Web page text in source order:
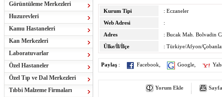
Görüntüleme Merkezleri
Huzurevleri
Kamu Hastaneleri
Kan Merkezleri
Laboratuvarlar
Özel Hastaneler
Özel Tıp ve Dal Merkezleri
Tıbbi Malzeme Firmaları
Kurum Tipi
: Eczaneler
Web Adresi
:
Adres
: Bucak Mah. Bolvadin
Ülke/İl/İlçe
: Türkiye/Afyon/
Paylaş : Facebook Google
Yorum Ekle